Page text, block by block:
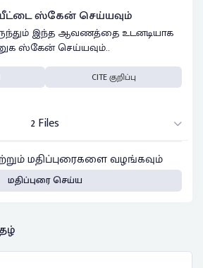
ஸ்கேன் செய்யவும்
இந்த ஆவணத்தை உடனடியாக
ஸ்கேன் செய்யவும்..
CITE குறிப்பு
2 Files
மதிப்புரைகளை வழங்கவும்
மதிப்புரை செய்ய